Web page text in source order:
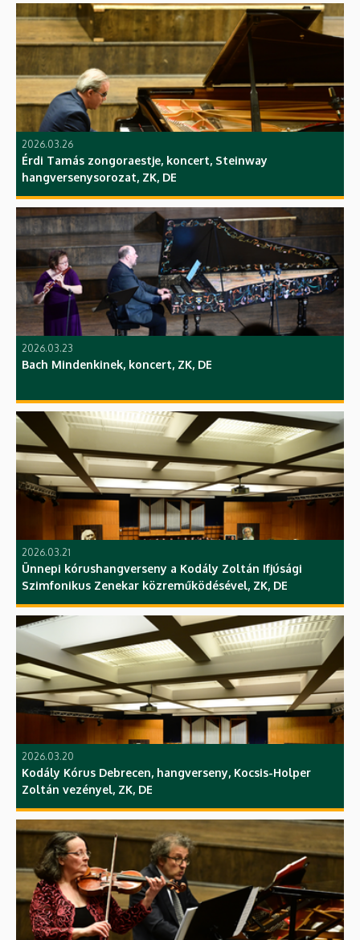
2026.03.26
Érdi Tamás zongoraestje, koncert, Steinway
hangversenysorozat, ZK, DE
2026.03.23
Bach Mindenkinek, koncert, ZK, DE
2026.03.21
Ünnepi kórushangverseny a Kodály Zoltán Ifjúsági
Szimfonikus Zenekar közreműködésével, ZK, DE
2026.03.20
Kodály Kórus Debrecen, hangverseny, Kocsis-Holper
Zoltán vezényel, ZK, DE